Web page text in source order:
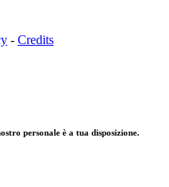
- Credits
personale è a tua disposizione.